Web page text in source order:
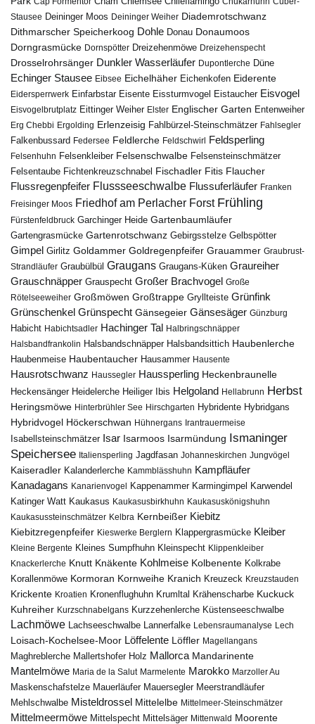
Stausee Deininger Moos Deininger Weiher Diademrotschwanz
Dithmarscher Speicherkoog Dohle Donau Donaumoos
Dorngrasmücke Dornspötter Dreizehenmöwe Dreizehenspecht
Drosselrohrsänger Dunkler Wasserläufer Dupontlerche Düne
Echinger Stausee Eibsee Eichelhäher Eichenkofen Eiderente
Eidersperrwerk Einfarbstar Eisente Eissturmvogel Eistaucher Eisvogel
Eisvogelbrutplatz Eittinger Weiher Elster Englischer Garten Entenweiher
Erg Chebbi Ergolding Erlenzeisig Fahlbürzel-Steinschmätzer Fahlsegler
Falkenbussard Federsee Feldlerche Feldschwirl Feldsperling
Felsenhuhn Felsenkleiber Felsenschwalbe Felsensteinschmätzer
Felsentaube Fichtenkreuzschnabel Fischadler Fitis Flaucher
Flussregenpfeifer Flussseeschwalbe Flussuferläufer Franken
Freisinger Moos Friedhof am Perlacher Forst Frühling
Fürstenfeldbruck Garchinger Heide Gartenbaumläufer
Gartengrasmücke Gartenrotschwanz Gebirgsstelze Gelbspötter
Gimpel Girlitz Goldammer Goldregenpfeifer Grauammer Graubrust-
Strandläufer Graubülbül Graugans Graugans-Küken Graureiher
Grauschnäpper Grauspecht Großer Brachvogel Große
Rötelseeweiher Großmöwen Großtrappe Gryllteiste Grünfink
Grünschenkel Grünspecht Gänsegeier Gänsesäger Günzburg
Habicht Habichtsadler Hachinger Tal Halbringschnäpper
Halsbandfrankolin Halsbandschnäpper Halsbandsittich Haubenlerche
Haubenmeise Haubentaucher Hausammer Hausente
Hausrotschwanz Haussegler Haussperling Heckenbraunelle
Heckensänger Heidelerche Heiliger Ibis Helgoland Hellabrunn Herbst
Heringsmöwe Hinterbrühler See Hirschgarten Hybridente Hybridgans
Hybridvogel Höckerschwan Hühnergans Irantrauermeise
Isabellsteinschmätzer Isar Isarmoos Isarmündung Ismaninger
Speichersee Italiensperling Jagdfasan Johanneskirchen Jungvögel
Kaiseradler Kalanderlerche Kammblässhuhn Kampfläufer
Kanadagans Kanarienvogel Kappenammer Karmingimpel Karwendel
Katinger Watt Kaukasus Kaukasusbirkhuhn Kaukasuskönigshuhn
Kaukasussteinschmätzer Kelbra Kernbeißer Kiebitz
Kiebitzregenpfeifer Kieswerke Berglern Klappergrasmücke Kleiber
Kleine Bergente Kleines Sumpfhuhn Kleinspecht Klippenkleiber
Knackerlerche Knutt Knäkente Kohlmeise Kolbenente Kolkrabe
Korallenmöwe Kormoran Kornweihe Kranich Kreuzeck Kreuzstauden
Krickente Kroatien Kronenflughuhn Krumltal Krähenscharbe Kuckuck
Kuhreiher Kurzschnabelgans Kurzzehenlerche Küstenseeschwalbe
Lachmöwe Lachseeschwalbe Lannerfalke Lebensraumanalyse Lech
Loisach-Kochelsee-Moor Löffelente Löffler Magellangans
Maghreblerche Mallertshofer Holz Mallorca Mandarinente
Mantelmöwe Maria de la Salut Marmelente Marokko Marzoller Au
Maskenschafstelze Mauerläufer Mauersegler Meerstrandläufer
Mehlschwalbe Misteldrossel Mittelelbe Mittelmeer-Steinschmätzer
Mittelmeermöwe Mittelspecht Mittelsäger Mittenwald Moorente